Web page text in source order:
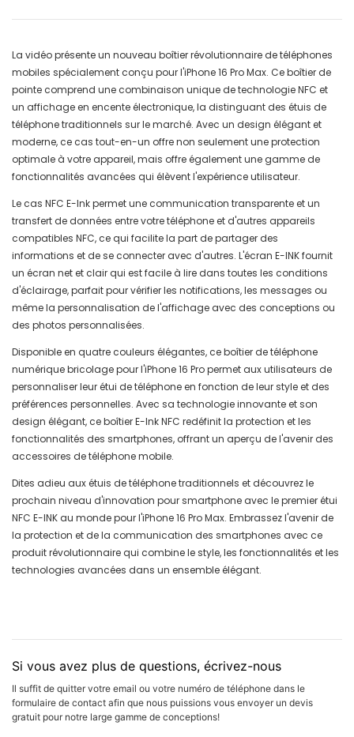
La vidéo présente un nouveau boîtier révolutionnaire de téléphones
mobiles spécialement conçu pour l'iPhone 16 Pro Max. Ce boîtier de
pointe comprend une combinaison unique de technologie NFC et
un affichage en encente électronique, la distinguant des étuis de
téléphone traditionnels sur le marché. Avec un design élégant et
moderne, ce cas tout-en-un offre non seulement une protection
optimale à votre appareil, mais offre également une gamme de
fonctionnalités avancées qui élèvent l'expérience utilisateur.
Le cas NFC E-Ink permet une communication transparente et un
transfert de données entre votre téléphone et d'autres appareils
compatibles NFC, ce qui facilite la part de partager des
informations et de se connecter avec d'autres. L'écran E-INK fournit
un écran net et clair qui est facile à lire dans toutes les conditions
d'éclairage, parfait pour vérifier les notifications, les messages ou
même la personnalisation de l'affichage avec des conceptions ou
des photos personnalisées.
Disponible en quatre couleurs élégantes, ce boîtier de téléphone
numérique bricolage pour l'iPhone 16 Pro permet aux utilisateurs de
personnaliser leur étui de téléphone en fonction de leur style et des
préférences personnelles. Avec sa technologie innovante et son
design élégant, ce boîtier E-Ink NFC redéfinit la protection et les
fonctionnalités des smartphones, offrant un aperçu de l'avenir des
accessoires de téléphone mobile.
Dites adieu aux étuis de téléphone traditionnels et découvrez le
prochain niveau d'innovation pour smartphone avec le premier étui
NFC E-INK au monde pour l'iPhone 16 Pro Max. Embrassez l'avenir de
la protection et de la communication des smartphones avec ce
produit révolutionnaire qui combine le style, les fonctionnalités et les
technologies avancées dans un ensemble élégant.
Si vous avez plus de questions, écrivez-nous
Il suffit de quitter votre email ou votre numéro de téléphone dans le
formulaire de contact afin que nous puissions vous envoyer un devis
gratuit pour notre large gamme de conceptions!